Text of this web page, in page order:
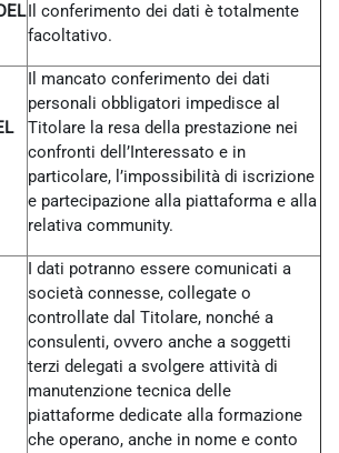
Il conferimento dei dati è totalmente
facoltativo.
Il mancato conferimento dei dati
personali obbligatori impedisce al
Titolare la resa della prestazione nei
confronti dell’Interessato e in
particolare, l’impossibilità di iscrizione
e partecipazione alla piattaforma e alla
relativa community.
I dati potranno essere comunicati a
società connesse, collegate o
controllate dal Titolare, nonché a
consulenti, ovvero anche a soggetti
terzi delegati a svolgere attività di
manutenzione tecnica delle
piattaforme dedicate alla formazione
che operano, anche in nome e conto